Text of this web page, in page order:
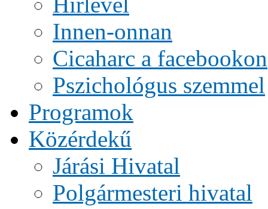
Innen-onnan
Cicaharc a facebookon
Pszichológus szemmel
Programok
Közérdekű
Járási Hivatal
Polgármesteri hivatal